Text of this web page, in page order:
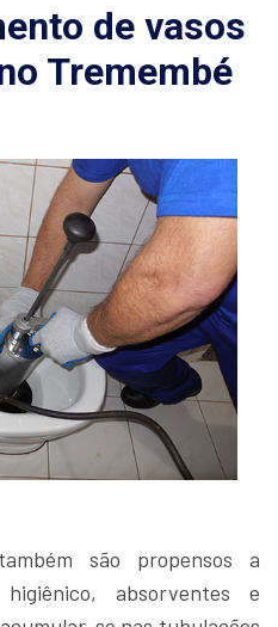
de vasos
Tremembé
são propensos a
absorventes e